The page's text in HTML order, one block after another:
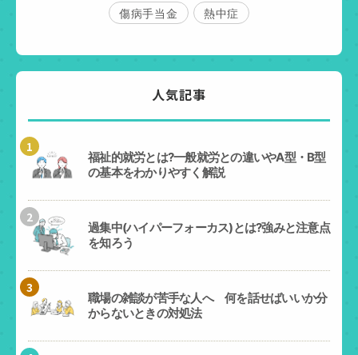
傷病手当金
熱中症
人気記事
1
福祉的就労とは?一般就労との違いやA型・B型
の基本をわかりやすく解説
2
過集中(ハイパーフォーカス)とは?強みと注意点
を知ろう
3
職場の雑談が苦手な人へ 何を話せばいいか分
からないときの対処法